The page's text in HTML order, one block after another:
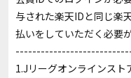
与された楽天IDと同じ楽
払いをしていただく必要
1.Jリーグオンラインスト